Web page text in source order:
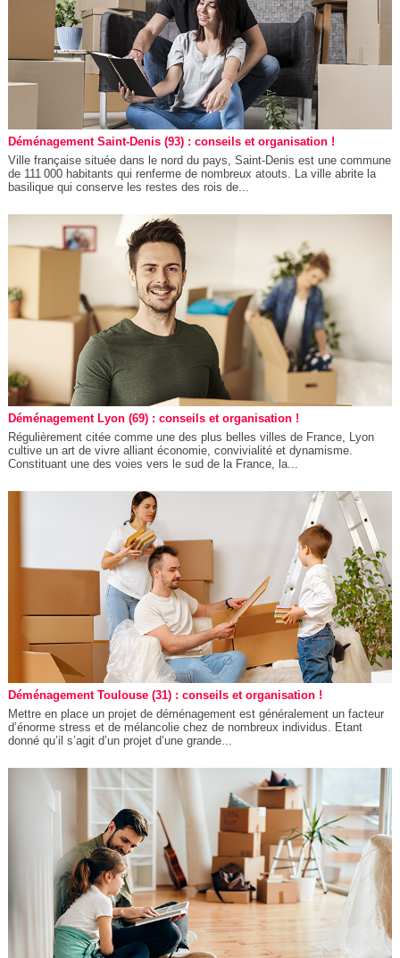
Déménagement Saint-Denis (93) : conseils et organisation !
Ville française située dans le nord du pays, Saint-Denis est une commune
de 111 000 habitants qui renferme de nombreux atouts. La ville abrite la
basilique qui conserve les restes des rois de...
Déménagement Lyon (69) : conseils et organisation !
Régulièrement citée comme une des plus belles villes de France, Lyon
cultive un art de vivre alliant économie, convivialité et dynamisme.
Constituant une des voies vers le sud de la France, la...
Déménagement Toulouse (31) : conseils et organisation !
Mettre en place un projet de déménagement est généralement un facteur
d’énorme stress et de mélancolie chez de nombreux individus. Etant
donné qu’il s’agit d’un projet d’une grande...